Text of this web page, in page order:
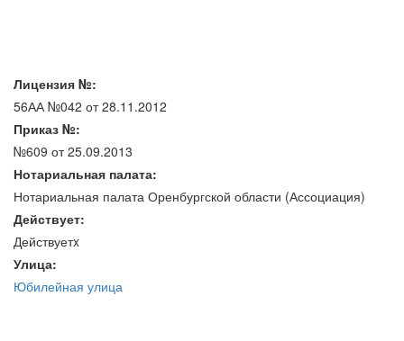
Лицензия №:
56АА №042 от 28.11.2012
Приказ №:
№609 от 25.09.2013
Нотариальная палата:
Нотариальная палата Оренбургской области (Ассоциация)
Действует:
Действуетx
Улица:
Юбилейная улица